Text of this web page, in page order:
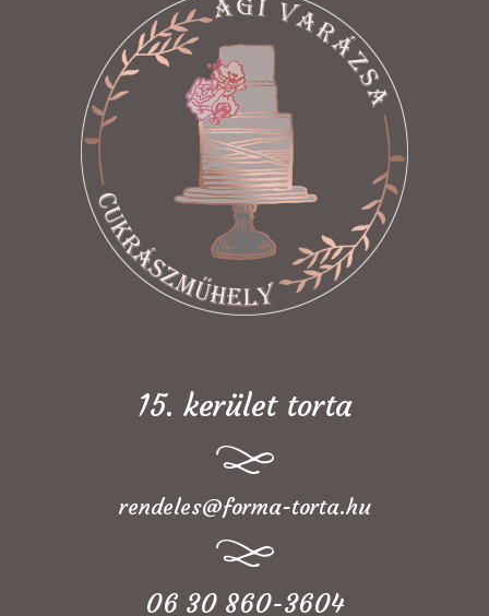
15. kerület torta
rendeles@forma-torta.hu
06 30 860-3604